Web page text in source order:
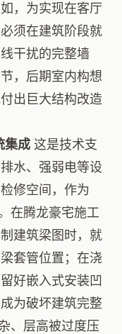
，为实现在客厅
须在建筑阶段就
干扰的完整墙
，后期室内构想
出巨大结构改造
集成 这是技术支
水、强弱电等设
修空间，作为
在腾龙豪宅施工
建筑梁图时，就
套管位置；在浇
好嵌入式安装凹
为破坏建筑完整
、层高被过度压